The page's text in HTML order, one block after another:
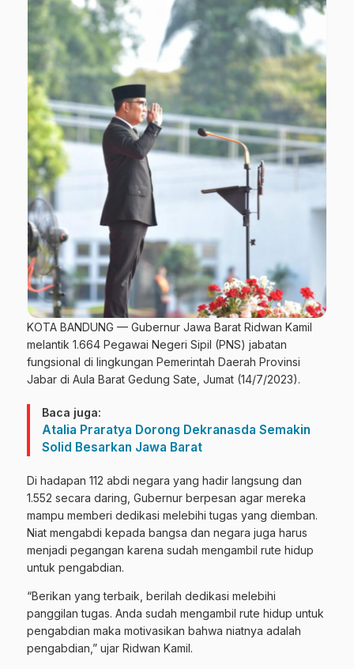
KOTA BANDUNG — Gubernur Jawa Barat Ridwan Kamil
melantik 1.664 Pegawai Negeri Sipil (PNS) jabatan
fungsional di lingkungan Pemerintah Daerah Provinsi
Jabar di Aula Barat Gedung Sate, Jumat (14/7/2023).
Baca juga:
Atalia Praratya Dorong Dekranasda Semakin
Solid Besarkan Jawa Barat
Di hadapan 112 abdi negara yang hadir langsung dan
1.552 secara daring, Gubernur berpesan agar mereka
mampu memberi dedikasi melebihi tugas yang diemban.
Niat mengabdi kepada bangsa dan negara juga harus
menjadi pegangan karena sudah mengambil rute hidup
untuk pengabdian.
“Berikan yang terbaik, berilah dedikasi melebihi
panggilan tugas. Anda sudah mengambil rute hidup untuk
pengabdian maka motivasikan bahwa niatnya adalah
pengabdian,” ujar Ridwan Kamil.